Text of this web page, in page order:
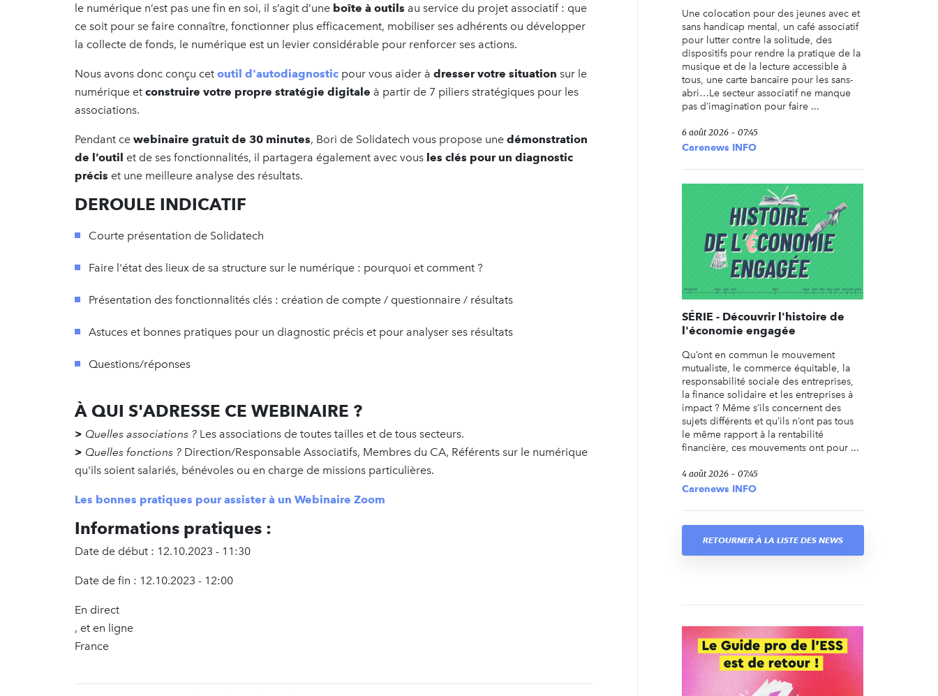
le numérique n’est pas une fin en soi, il s’agit d’une boîte à outils au service du projet associatif : que
ce soit pour se faire connaître, fonctionner plus efficacement, mobiliser ses adhérents ou développer
la collecte de fonds, le numérique est un levier considérable pour renforcer ses actions.
Nous avons donc conçu cet outil d'autodiagnostic pour vous aider à dresser votre situation sur le
numérique et construire votre propre stratégie digitale à partir de 7 piliers stratégiques pour les
associations.
Pendant ce webinaire gratuit de 30 minutes, Bori de Solidatech vous propose une démonstration
de l’outil et de ses fonctionnalités, il partagera également avec vous les clés pour un diagnostic
précis et une meilleure analyse des résultats.
DEROULE INDICATIF
Courte présentation de Solidatech
Faire l'état des lieux de sa structure sur le numérique : pourquoi et comment ?
Présentation des fonctionnalités clés : création de compte / questionnaire / résultats
Astuces et bonnes pratiques pour un diagnostic précis et pour analyser ses résultats
Questions/réponses
À QUI S'ADRESSE CE WEBINAIRE ?
> Quelles associations ? Les associations de toutes tailles et de tous secteurs.
> Quelles fonctions ? Direction/Responsable Associatifs, Membres du CA, Référents sur le numérique
qu'ils soient salariés, bénévoles ou en charge de missions particulières.
Les bonnes pratiques pour assister à un Webinaire Zoom
Informations pratiques :
Date de début : 12.10.2023 - 11:30
Date de fin : 12.10.2023 - 12:00
En direct
, et en ligne
France
Une colocation pour des jeunes avec et
sans handicap mental, un café associatif
pour lutter contre la solitude, des
dispositifs pour rendre la pratique de la
musique et de la lecture accessible à
tous, une carte bancaire pour les sans-
abri…Le secteur associatif ne manque
pas d’imagination pour faire ...
6 août 2026 - 07:45
Carenews INFO
SÉRIE - Découvrir l'histoire de
l'économie engagée
Qu’ont en commun le mouvement
mutualiste, le commerce équitable, la
responsabilité sociale des entreprises,
la finance solidaire et les entreprises à
impact ? Même s’ils concernent des
sujets différents et qu’ils n’ont pas tous
le même rapport à la rentabilité
financière, ces mouvements ont pour ...
4 août 2026 - 07:45
Carenews INFO
RETOURNER À LA LISTE DES NEWS